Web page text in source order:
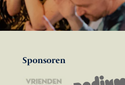
Sponsoren